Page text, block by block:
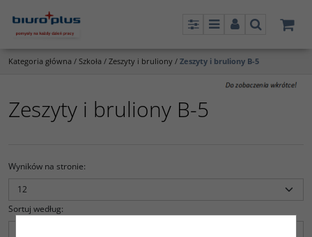
PanelMenuPanelSzukaj
Kategoria główna / Szkoła / Zeszyty i bruliony / Zeszyty i bruliony B-5
Zeszyty i bruliony B-5
Wyników na stronie:
Sortuj według: